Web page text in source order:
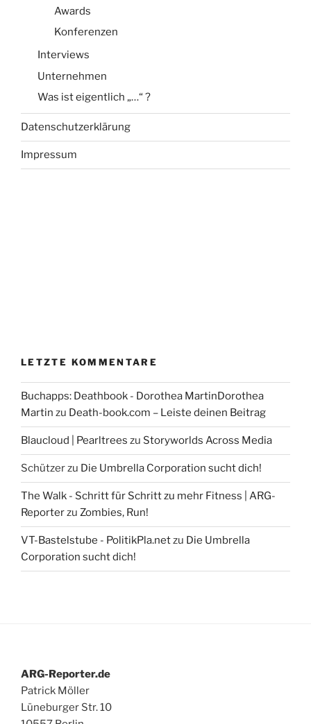
Awards
Konferenzen
Interviews
Unternehmen
Was ist eigentlich „…“ ?
Datenschutzerklärung
Impressum
LETZTE KOMMENTARE
Buchapps: Deathbook - Dorothea MartinDorothea
Martin zu Death-book.com – Leiste deinen Beitrag
Blaucloud | Pearltrees zu Storyworlds Across Media
Schützerzu Die Umbrella Corporation sucht dich!
The Walk - Schritt für Schritt zu mehr Fitness | ARG-
Reporterzu Zombies, Run!
VT-Bastelstube - PolitikPla.netzu Die Umbrella
Corporation sucht dich!
ARG-Reporter.de
Patrick Möller
Lüneburger Str. 10